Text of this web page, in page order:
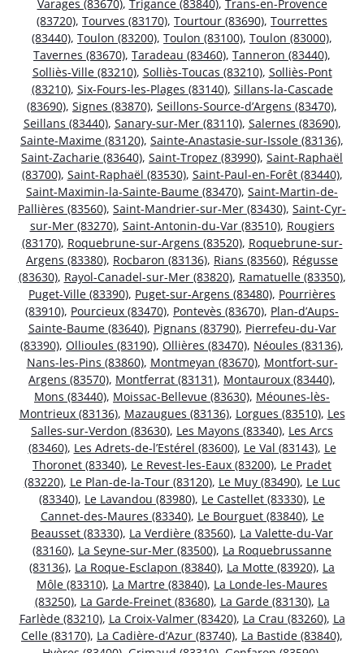
Varages (83670), Trigance (83840), Trans-en-Provence
(83720), Tourves (83170), Tourtour (83690), Tourrettes
(83440), Toulon (83200), Toulon (83100), Toulon (83000),
Tavernes (83670), Taradeau (83460), Tanneron (83440),
Solliès-Ville (83210), Solliès-Toucas (83210), Solliès-Pont
(83210), Six-Fours-les-Plages (83140), Sillans-la-Cascade
(83690), Signes (83870), Seillons-Source-d’Argens (83470),
Seillans (83440), Sanary-sur-Mer (83110), Salernes (83690),
Sainte-Maxime (83120), Sainte-Anastasie-sur-Issole (83136),
Saint-Zacharie (83640), Saint-Tropez (83990), Saint-Raphaël
(83700), Saint-Raphaël (83530), Saint-Paul-en-Forêt (83440),
Saint-Maximin-la-Sainte-Baume (83470), Saint-Martin-de-
Pallières (83560), Saint-Mandrier-sur-Mer (83430), Saint-Cyr-
sur-Mer (83270), Saint-Antonin-du-Var (83510), Rougiers
(83170), Roquebrune-sur-Argens (83520), Roquebrune-sur-
Argens (83380), Rocbaron (83136), Rians (83560), Régusse
(83630), Rayol-Canadel-sur-Mer (83820), Ramatuelle (83350),
Puget-Ville (83390), Puget-sur-Argens (83480), Pourrières
(83910), Pourcieux (83470), Pontevès (83670), Plan-d’Aups-
Sainte-Baume (83640), Pignans (83790), Pierrefeu-du-Var
(83390), Ollioules (83190), Ollières (83470), Néoules (83136),
Nans-les-Pins (83860), Montmeyan (83670), Montfort-sur-
Argens (83570), Montferrat (83131), Montauroux (83440),
Mons (83440), Moissac-Bellevue (83630), Méounes-lès-
Montrieux (83136), Mazaugues (83136), Lorgues (83510), Les
Salles-sur-Verdon (83630), Les Mayons (83340), Les Arcs
(83460), Les Adrets-de-l’Estérel (83600), Le Val (83143), Le
Thoronet (83340), Le Revest-les-Eaux (83200), Le Pradet
(83220), Le Plan-de-la-Tour (83120), Le Muy (83490), Le Luc
(83340), Le Lavandou (83980), Le Castellet (83330), Le
Cannet-des-Maures (83340), Le Bourguet (83840), Le
Beausset (83330), La Verdière (83560), La Valette-du-Var
(83160), La Seyne-sur-Mer (83500), La Roquebrussanne
(83136), La Roque-Esclapon (83840), La Motte (83920), La
Môle (83310), La Martre (83840), La Londe-les-Maures
(83250), La Garde-Freinet (83680), La Garde (83130), La
Farlède (83210), La Croix-Valmer (83420), La Crau (83260), La
Celle (83170), La Cadière-d’Azur (83740), La Bastide (83840),